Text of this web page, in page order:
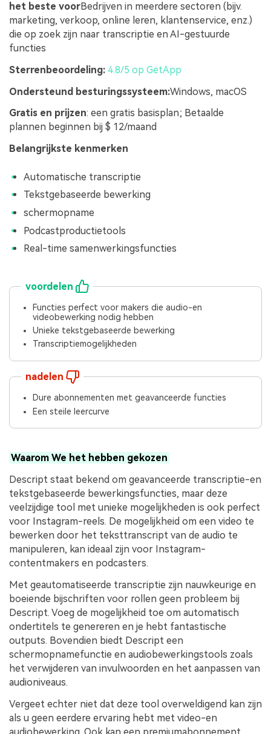
het beste voorBedrijven in meerdere sectoren (bijv.
marketing, verkoop, online leren, klantenservice, enz.)
die op zoek zijn naar transcriptie en AI-gestuurde
functies
Sterrenbeoordeling: 4.8/5 op GetApp
Ondersteund besturingssysteem:Windows, macOS
Gratis en prijzen: een gratis basisplan; Betaalde
plannen beginnen bij $ 12/maand
Belangrijkste kenmerken
Automatische transcriptie
Tekstgebaseerde bewerking
schermopname
Podcastproductietools
Real-time samenwerkingsfuncties
voordelen
Functies perfect voor makers die audio-en
videobewerking nodig hebben
Unieke tekstgebaseerde bewerking
Transcriptiemogelijkheden
nadelen
Dure abonnementen met geavanceerde functies
Een steile leercurve
Waarom We het hebben gekozen
Descript staat bekend om geavanceerde transcriptie-en
tekstgebaseerde bewerkingsfuncties, maar deze
veelzijdige tool met unieke mogelijkheden is ook perfect
voor Instagram-reels. De mogelijkheid om een video te
bewerken door het teksttranscript van de audio te
manipuleren, kan ideaal zijn voor Instagram-
contentmakers en podcasters.
Met geautomatiseerde transcriptie zijn nauwkeurige en
boeiende bijschriften voor rollen geen probleem bij
Descript. Voeg de mogelijkheid toe om automatisch
ondertitels te genereren en je hebt fantastische
outputs. Bovendien biedt Descript een
schermopnamefunctie en audiobewerkingstools zoals
het verwijderen van invulwoorden en het aanpassen van
audioniveaus.
Vergeet echter niet dat deze tool overweldigend kan zijn
als u geen eerdere ervaring hebt met video-en
audiobewerking. Ook kan een premiumabonnement